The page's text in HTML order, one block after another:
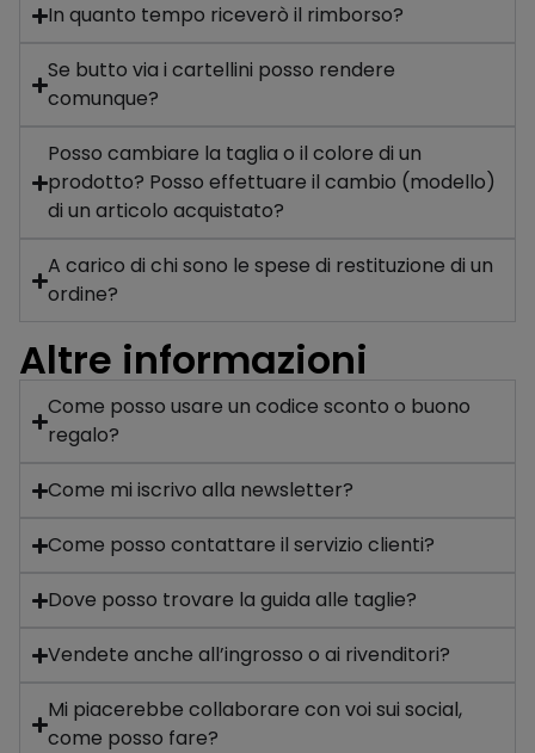
In quanto tempo riceverò il rimborso?
Se butto via i cartellini posso rendere
comunque?
Posso cambiare la taglia o il colore di un
prodotto? Posso effettuare il cambio (modello)
di un articolo acquistato?
A carico di chi sono le spese di restituzione di un
ordine?
Altre informazioni
Come posso usare un codice sconto o buono
regalo?
Come mi iscrivo alla newsletter?
Come posso contattare il servizio clienti?
Dove posso trovare la guida alle taglie?
Vendete anche all’ingrosso o ai rivenditori?
Mi piacerebbe collaborare con voi sui social,
come posso fare?